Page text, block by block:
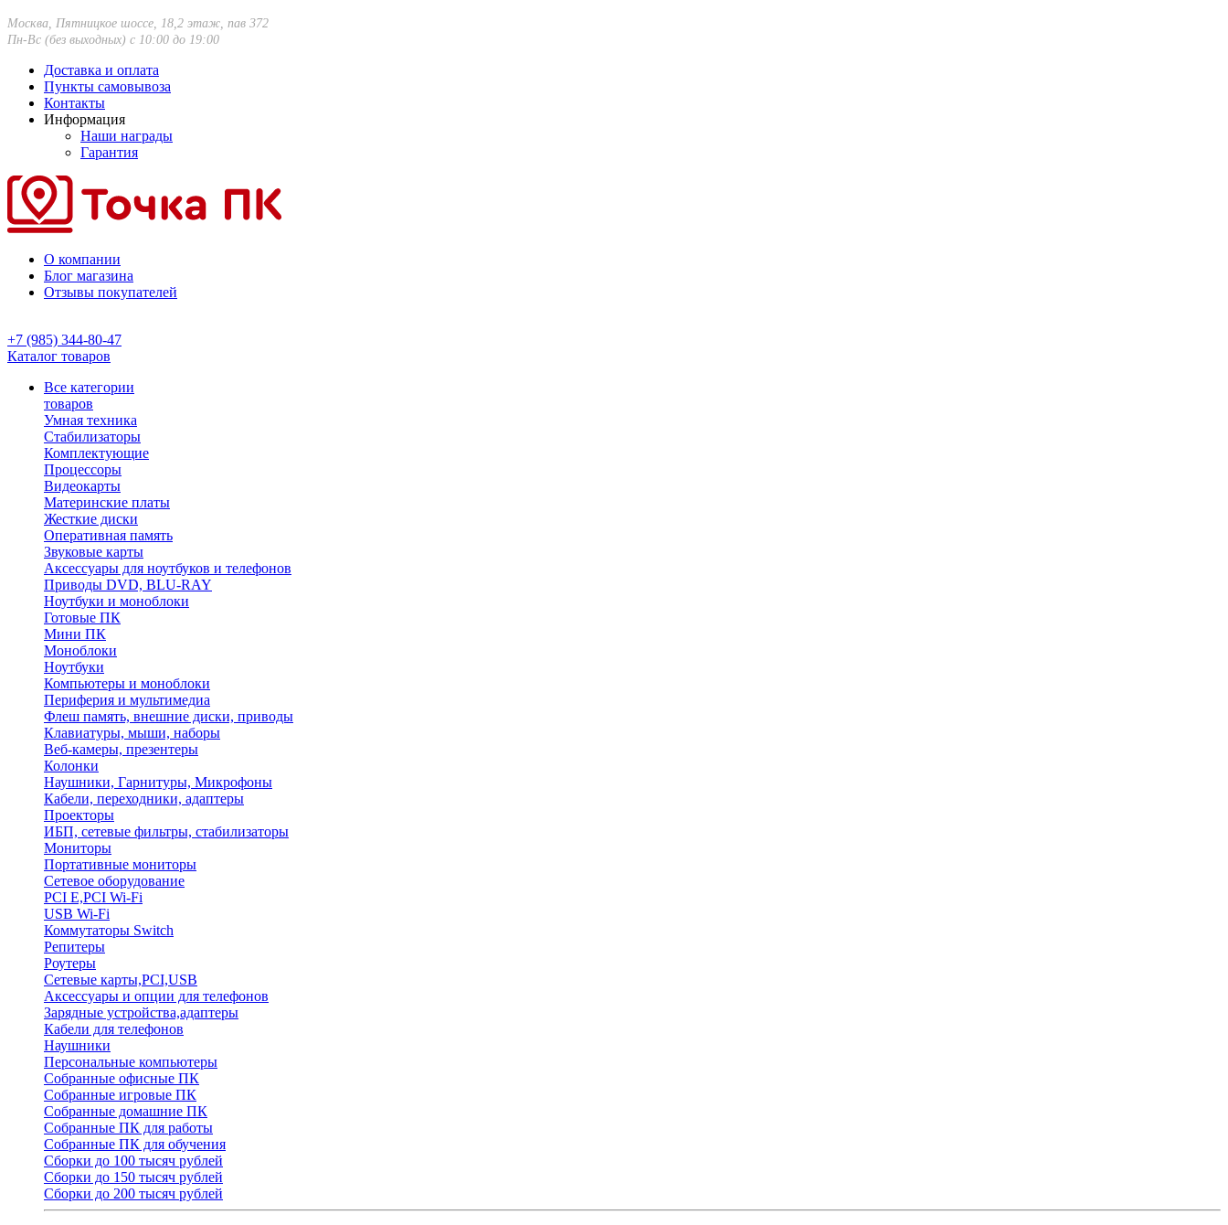
Москва, Пятницкое шоссе, 18,2 этаж, пав 372
Пн-Вс (без выходных) с 10:00 до 19:00
Доставка и оплата
Пункты самовывоза
Контакты
Информация
Наши награды
Гарантия
О компании
Блог магазина
Отзывы покупателей
+7 (985) 344-80-47
Каталог товаров
Все категории
товаров
Умная техника
Стабилизаторы
Комплектующие
Процессоры
Видеокарты
Материнские платы
Жесткие диски
Оперативная память
Звуковые карты
Аксессуары для ноутбуков и телефонов
Приводы DVD, BLU-RAY
Ноутбуки и моноблоки
Готовые ПК
Мини ПК
Моноблоки
Ноутбуки
Компьютеры и моноблоки
Периферия и мультимедиа
Флеш память, внешние диски, приводы
Клавиатуры, мыши, наборы
Веб-камеры, презентеры
Колонки
Наушники, Гарнитуры, Микрофоны
Кабели, переходники, адаптеры
Проекторы
ИБП, сетевые фильтры, стабилизаторы
Мониторы
Портативные мониторы
Сетевое оборудование
PCI E,PCI Wi-Fi
USB Wi-Fi
Коммутаторы Switch
Репитеры
Роутеры
Сетевые карты,PCI,USB
Аксессуары и опции для телефонов
Зарядные устройства,адаптеры
Кабели для телефонов
Наушники
Персональные компьютеры
Собранные офисные ПК
Собранные игровые ПК
Собранные домашние ПК
Собранные ПК для работы
Собранные ПК для обучения
Сборки до 100 тысяч рублей
Сборки до 150 тысяч рублей
Сборки до 200 тысяч рублей